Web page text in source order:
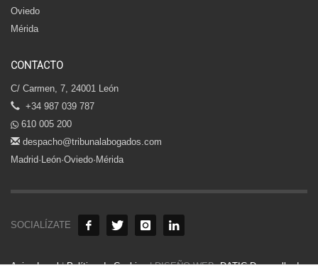
Oviedo
Mérida
CONTACTO
C/ Carmen, 7, 24001 León
+34 987 039 787
610 005 200
despacho@tribunalabogados.com
Madrid·León·Oviedo·Mérida
SOCIALÍZATE
Aviso Legal|Política de Cookies| DISEÑO WEB:DATIC Desarrollo de